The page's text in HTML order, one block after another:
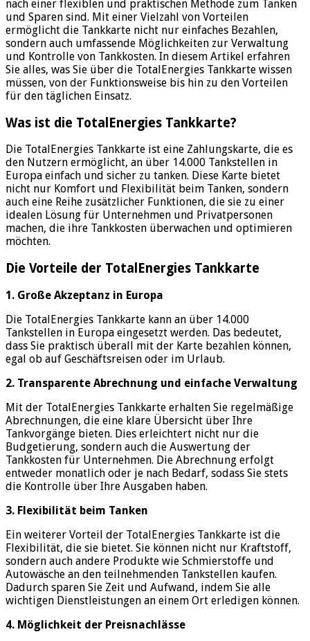
nach einer flexiblen und praktischen Methode zum Tanken
und Sparen sind. Mit einer Vielzahl von Vorteilen
ermöglicht die Tankkarte nicht nur einfaches Bezahlen,
sondern auch umfassende Möglichkeiten zur Verwaltung
und Kontrolle von Tankkosten. In diesem Artikel erfahren
Sie alles, was Sie über die TotalEnergies Tankkarte wissen
müssen, von der Funktionsweise bis hin zu den Vorteilen
für den täglichen Einsatz.
Was ist die TotalEnergies Tankkarte?
Die TotalEnergies Tankkarte ist eine Zahlungskarte, die es
den Nutzern ermöglicht, an über 14.000 Tankstellen in
Europa einfach und sicher zu tanken. Diese Karte bietet
nicht nur Komfort und Flexibilität beim Tanken, sondern
auch eine Reihe zusätzlicher Funktionen, die sie zu einer
idealen Lösung für Unternehmen und Privatpersonen
machen, die ihre Tankkosten überwachen und optimieren
möchten.
Die Vorteile der TotalEnergies Tankkarte
1. Große Akzeptanz in Europa
Die TotalEnergies Tankkarte kann an über 14.000
Tankstellen in Europa eingesetzt werden. Das bedeutet,
dass Sie praktisch überall mit der Karte bezahlen können,
egal ob auf Geschäftsreisen oder im Urlaub.
2. Transparente Abrechnung und einfache Verwaltung
Mit der TotalEnergies Tankkarte erhalten Sie regelmäßige
Abrechnungen, die eine klare Übersicht über Ihre
Tankvorgänge bieten. Dies erleichtert nicht nur die
Budgetierung, sondern auch die Auswertung der
Tankkosten für Unternehmen. Die Abrechnung erfolgt
entweder monatlich oder je nach Bedarf, sodass Sie stets
die Kontrolle über Ihre Ausgaben haben.
3. Flexibilität beim Tanken
Ein weiterer Vorteil der TotalEnergies Tankkarte ist die
Flexibilität, die sie bietet. Sie können nicht nur Kraftstoff,
sondern auch andere Produkte wie Schmierstoffe und
Autowäsche an den teilnehmenden Tankstellen kaufen.
Dadurch sparen Sie Zeit und Aufwand, indem Sie alle
wichtigen Dienstleistungen an einem Ort erledigen können.
4. Möglichkeit der Preisnachlässe